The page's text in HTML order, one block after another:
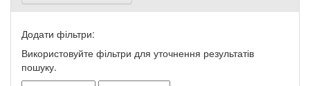
Додати фільтри:
Використовуйте фільтри для уточнення результатів
пошуку.